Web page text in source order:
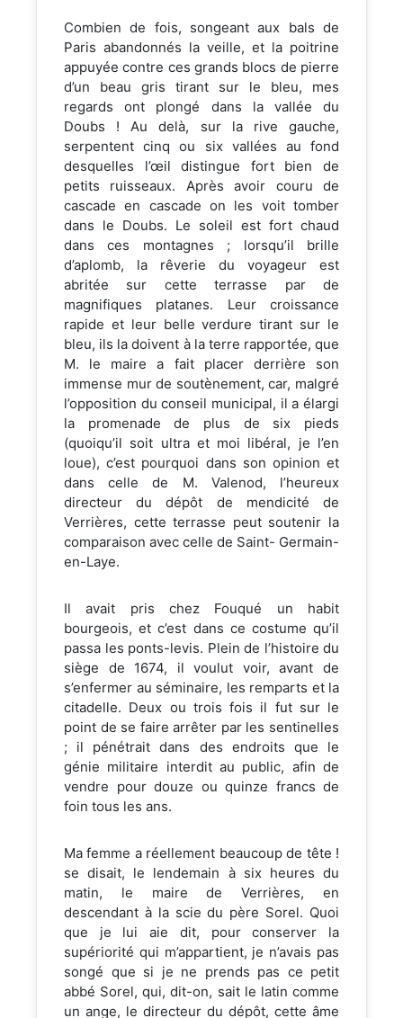
Combien de fois, songeant aux bals de
Paris abandonnés la veille, et la poitrine
appuyée contre ces grands blocs de pierre
d’un beau gris tirant sur le bleu, mes
regards ont plongé dans la vallée du
Doubs ! Au delà, sur la rive gauche,
serpentent cinq ou six vallées au fond
desquelles l’œil distingue fort bien de
petits ruisseaux. Après avoir couru de
cascade en cascade on les voit tomber
dans le Doubs. Le soleil est fort chaud
dans ces montagnes ; lorsqu’il brille
d’aplomb, la rêverie du voyageur est
abritée sur cette terrasse par de
magnifiques platanes. Leur croissance
rapide et leur belle verdure tirant sur le
bleu, ils la doivent à la terre rapportée, que
M. le maire a fait placer derrière son
immense mur de soutènement, car, malgré
l’opposition du conseil municipal, il a élargi
la promenade de plus de six pieds
(quoiqu’il soit ultra et moi libéral, je l’en
loue), c’est pourquoi dans son opinion et
dans celle de M. Valenod, l’heureux
directeur du dépôt de mendicité de
Verrières, cette terrasse peut soutenir la
comparaison avec celle de Saint- Germain-
en-Laye.
Il avait pris chez Fouqué un habit
bourgeois, et c’est dans ce costume qu’il
passa les ponts-levis. Plein de l’histoire du
siège de 1674, il voulut voir, avant de
s’enfermer au séminaire, les remparts et la
citadelle. Deux ou trois fois il fut sur le
point de se faire arrêter par les sentinelles
; il pénétrait dans des endroits que le
génie militaire interdit au public, afin de
vendre pour douze ou quinze francs de
foin tous les ans.
Ma femme a réellement beaucoup de tête !
se disait, le lendemain à six heures du
matin, le maire de Verrières, en
descendant à la scie du père Sorel. Quoi
que je lui aie dit, pour conserver la
supériorité qui m’appartient, je n’avais pas
songé que si je ne prends pas ce petit
abbé Sorel, qui, dit-on, sait le latin comme
un ange, le directeur du dépôt, cette âme